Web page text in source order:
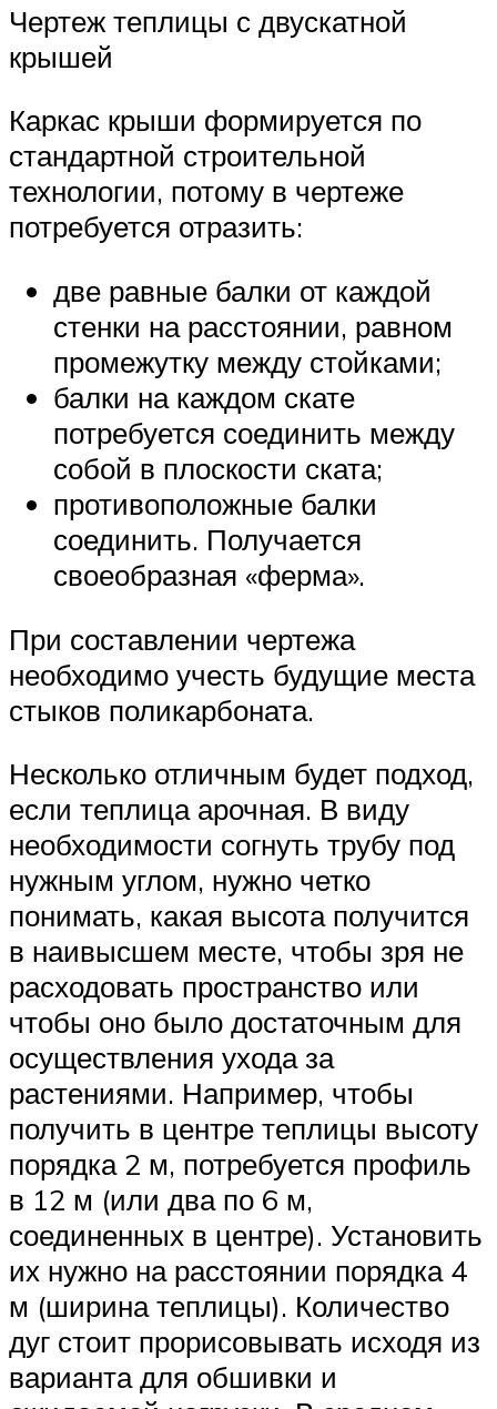
Чертеж теплицы с двускатной
крышей
Каркас крыши формируется по
стандартной строительной
технологии, потому в чертеже
потребуется отразить:
две равные балки от каждой
стенки на расстоянии, равном
промежутку между стойками;
балки на каждом скате
потребуется соединить между
собой в плоскости ската;
противоположные балки
соединить. Получается
своеобразная «ферма».
При составлении чертежа
необходимо учесть будущие места
стыков поликарбоната.
Несколько отличным будет подход,
если теплица арочная. В виду
необходимости согнуть трубу под
нужным углом, нужно четко
понимать, какая высота получится
в наивысшем месте, чтобы зря не
расходовать пространство или
чтобы оно было достаточным для
осуществления ухода за
растениями. Например, чтобы
получить в центре теплицы высоту
порядка 2 м, потребуется профиль
в 12 м (или два по 6 м,
соединенных в центре). Установить
их нужно на расстоянии порядка 4
м (ширина теплицы). Количество
дуг стоит прорисовывать исходя из
варианта для обшивки и